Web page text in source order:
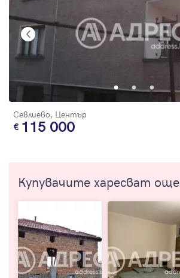
Севлиево, Център
115 000
Купувачите харесват още